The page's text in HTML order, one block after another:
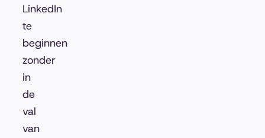
LinkedIn
te
beginnen
zonder
in
de
val
van